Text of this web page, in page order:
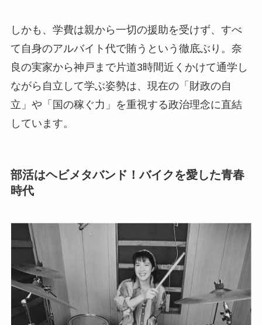
しかも、学費は親から一切の援助を受けず、すべ
て自身のアルバイト代で賄うという徹底ぶり。奈
良の実家から神戸まで片道3時間近くかけて通学し
ながら自立して学ぶ姿勢は、現在の「財政の自
立」や「国の稼ぐ力」を重視する政治理念に直結
しています。
部活はヘビメタバンド！バイクを愛した青春
時代